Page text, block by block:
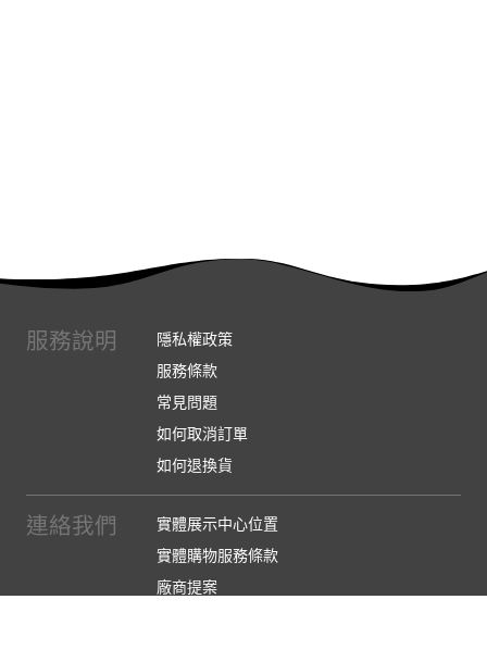
服務說明
隱私權政策
服務條款
常見問題
如何取消訂單
如何退換貨
連絡我們
實體展示中心位置
實體購物服務條款
廠商提案